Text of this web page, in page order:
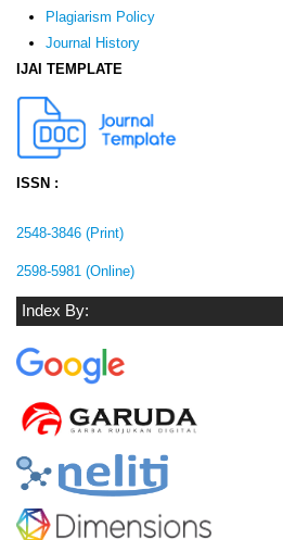
Plagiarism Policy
Journal History
IJAI TEMPLATE
ISSN :
2548-3846 (Print)
2598-5981 (Online)
Index By: